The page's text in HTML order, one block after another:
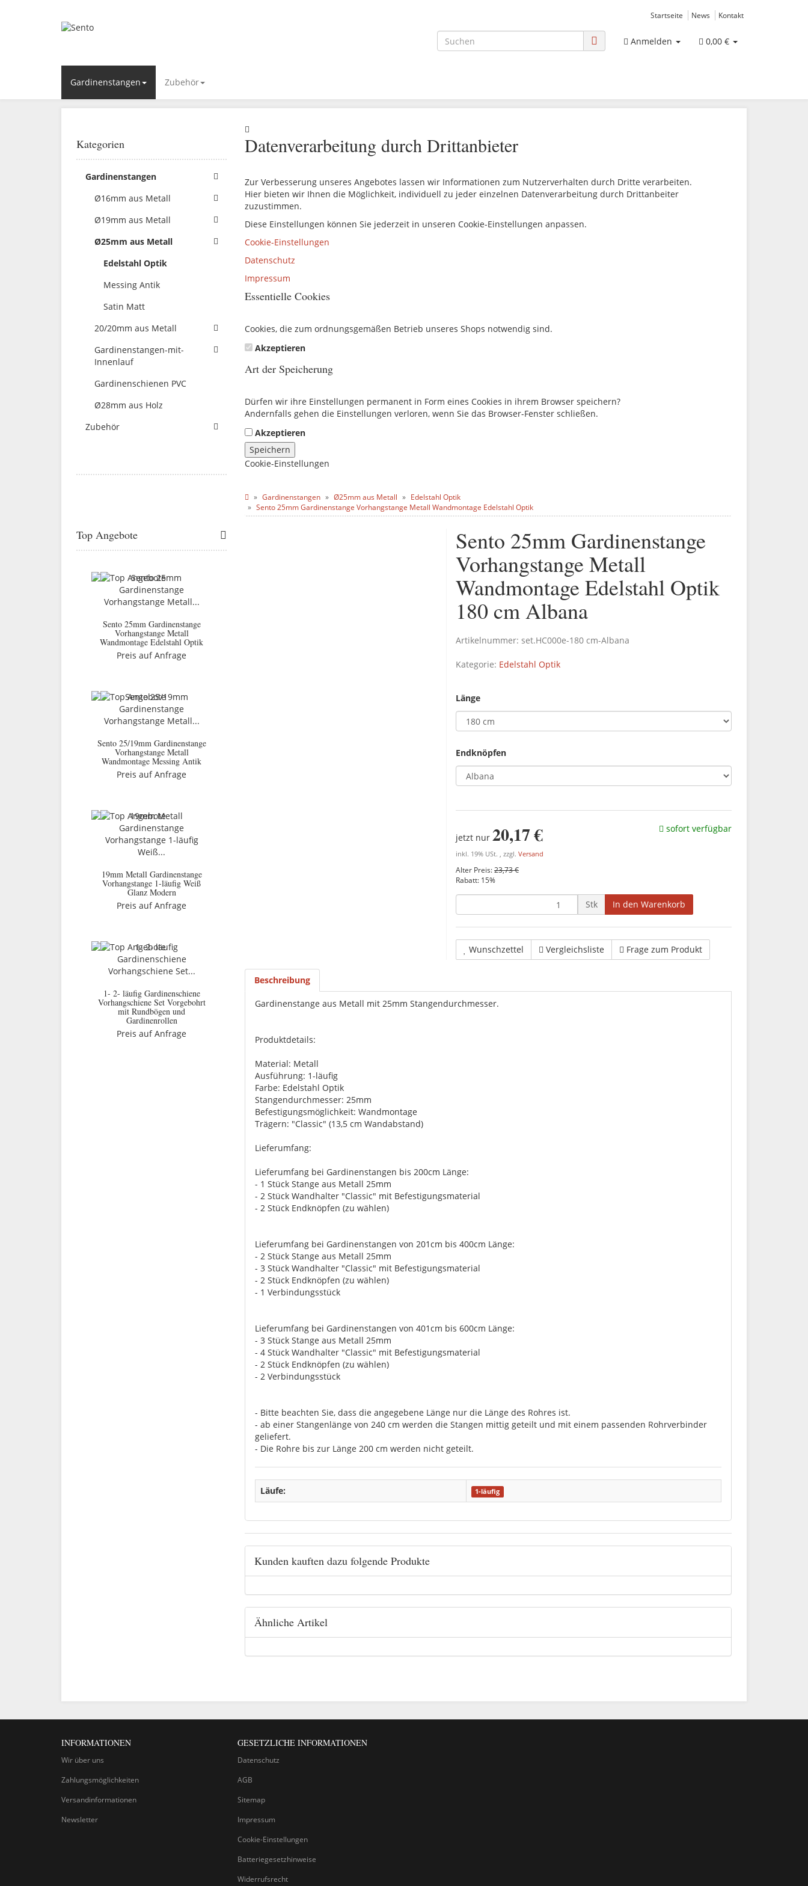
Startseite News Kontakt
Anmelden 0,00 €
Gardinenstangen Zubehör
Datenverarbeitung durch Drittanbieter
Zur Verbesserung unseres Angebotes lassen wir Informationen zum Nutzerverhalten durch Dritte verarbeiten.
Hier bieten wir Ihnen die Möglichkeit, individuell zu jeder einzelnen Datenverarbeitung durch Drittanbeiter
zuzustimmen.
Diese Einstellungen können Sie jederzeit in unseren Cookie-Einstellungen anpassen.
Cookie-Einstellungen
Datenschutz
Impressum
Essentielle Cookies
Cookies, die zum ordnungsgemäßen Betrieb unseres Shops notwendig sind.
Akzeptieren
Art der Speicherung
Dürfen wir ihre Einstellungen permanent in Form eines Cookies in ihrem Browser speichern?
Andernfalls gehen die Einstellungen verloren, wenn Sie das Browser-Fenster schließen.
Akzeptieren
Speichern
Cookie-Einstellungen
Gardinenstangen Ø25mm aus Metall
Edelstahl Optik
Sento 25mm Gardinenstange Vorhangstange Metall Wandmontage Edelstahl Optik
Sento 25mm Gardinenstange
Vorhangstange Metall
Wandmontage Edelstahl Optik
180 cm Albana
Artikelnummer: set.HC000e-180 cm-Albana
Kategorie: Edelstahl Optik
Länge
Endknöpfen
jetzt nur 20,17 €
inkl. 19% USt. , zzgl. Versand
Alter Preis:23,73 €
Rabatt: 15%
sofort verfügbar
Stk In den Warenkorb
Wunschzettel Vergleichsliste Frage zum Produkt
Beschreibung
Gardinenstange aus Metall mit 25mm Stangendurchmesser.
Produktdetails:
Material: Metall
Ausführung: 1-läufig
Farbe: Edelstahl Optik
Stangendurchmesser: 25mm
Befestigungsmöglichkeit: Wandmontage
Trägern: "Classic" (13,5 cm Wandabstand)
Lieferumfang:
Lieferumfang bei Gardinenstangen bis 200cm Länge:
- 1 Stück Stange aus Metall 25mm
- 2 Stück Wandhalter "Classic" mit Befestigungsmaterial
- 2 Stück Endknöpfen (zu wählen)
Lieferumfang bei Gardinenstangen von 201cm bis 400cm Länge:
- 2 Stück Stange aus Metall 25mm
- 3 Stück Wandhalter "Classic" mit Befestigungsmaterial
- 2 Stück Endknöpfen (zu wählen)
- 1 Verbindungsstück
Lieferumfang bei Gardinenstangen von 401cm bis 600cm Länge:
- 3 Stück Stange aus Metall 25mm
- 4 Stück Wandhalter "Classic" mit Befestigungsmaterial
- 2 Stück Endknöpfen (zu wählen)
- 2 Verbindungsstück
- Bitte beachten Sie, dass die angegebene Länge nur die Länge des Rohres ist.
- ab einer Stangenlänge von 240 cm werden die Stangen mittig geteilt und mit einem passenden Rohrverbinder
geliefert.
- Die Rohre bis zur Länge 200 cm werden nicht geteilt.
Läufe: 1-läufig
Kunden kauften dazu folgende Produkte
Ähnliche Artikel
Kategorien
Gardinenstangen
Ø16mm aus Metall
Ø19mm aus Metall
Ø25mm aus Metall
Edelstahl Optik
Messing Antik
Satin Matt
20/20mm aus Metall
Gardinenstangen-mit-
Innenlauf
Gardinenschienen PVC
Ø28mm aus Holz
Zubehör
Top Angebote
Sento 25mm Gardinenstange
Vorhangstange Metall
Wandmontage Edelstahl Optik
Preis auf Anfrage
Sento 25/19mm Gardinenstange
Vorhangstange Metall
Wandmontage Messing Antik
Preis auf Anfrage
19mm Metall Gardinenstange
Vorhangstange 1-läufig Weiß
Glanz Modern
Preis auf Anfrage
1- 2- läufig Gardinenschiene
Vorhangschiene Set Vorgebohrt
mit Rundbögen und
Gardinenrollen
Preis auf Anfrage
INFORMATIONEN
Wir über uns
Zahlungsmöglichkeiten
Versandinformationen
Newsletter
GESETZLICHE INFORMATIONEN
Datenschutz
AGB
Sitemap
Impressum
Cookie-Einstellungen
Batteriegesetzhinweise
Widerrufsrecht